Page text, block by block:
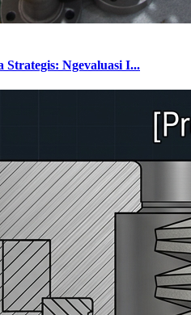
Strategis: Ngevaluasi I...